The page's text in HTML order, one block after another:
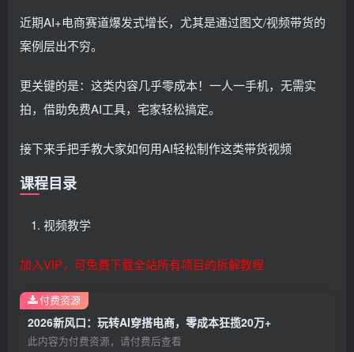
近期AI+电商赛道爆发式增长，尤其是通过图文/视频带货的
案例层出不穷。
更关键的是：这类内容几乎零成本！一人一手机，无需实
拍，借助免费AI工具，宅家轻松搞定。
接下来手把手教大家如何用AI轻松制作这类带货视频
课程目录
视频教学
加入VIP，可免费下载全站所有项目的拆解教程
2026新风口：玩转AI穿搭电商，零成本狂揽20万+
此内容为付费资源，请付费后查看
付费资源